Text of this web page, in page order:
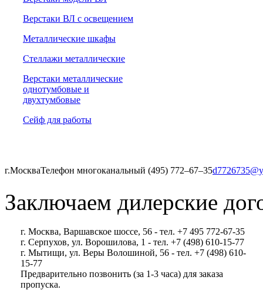
Верстаки ВЛ с освещением
Металлические шкафы
Стеллажи металлические
Верстаки металлические
однотумбовые и
двухтумбовые
Сейф для работы
г.МоскваТелефон многоканальный (495) 772‒67‒35
Заключаем дилерские
г. Москва, Варшавское шоссе, 56 - тел. +7 495 772-67-35
г. Серпухов, ул. Ворошилова, 1 - тел. +7 (498) 610-15-77
г. Мытищи, ул. Веры Волошиной, 56 - тел. +7 (498) 610-
15-77
Предварительно позвонить (за 1-3 часа) для заказа
пропуска.